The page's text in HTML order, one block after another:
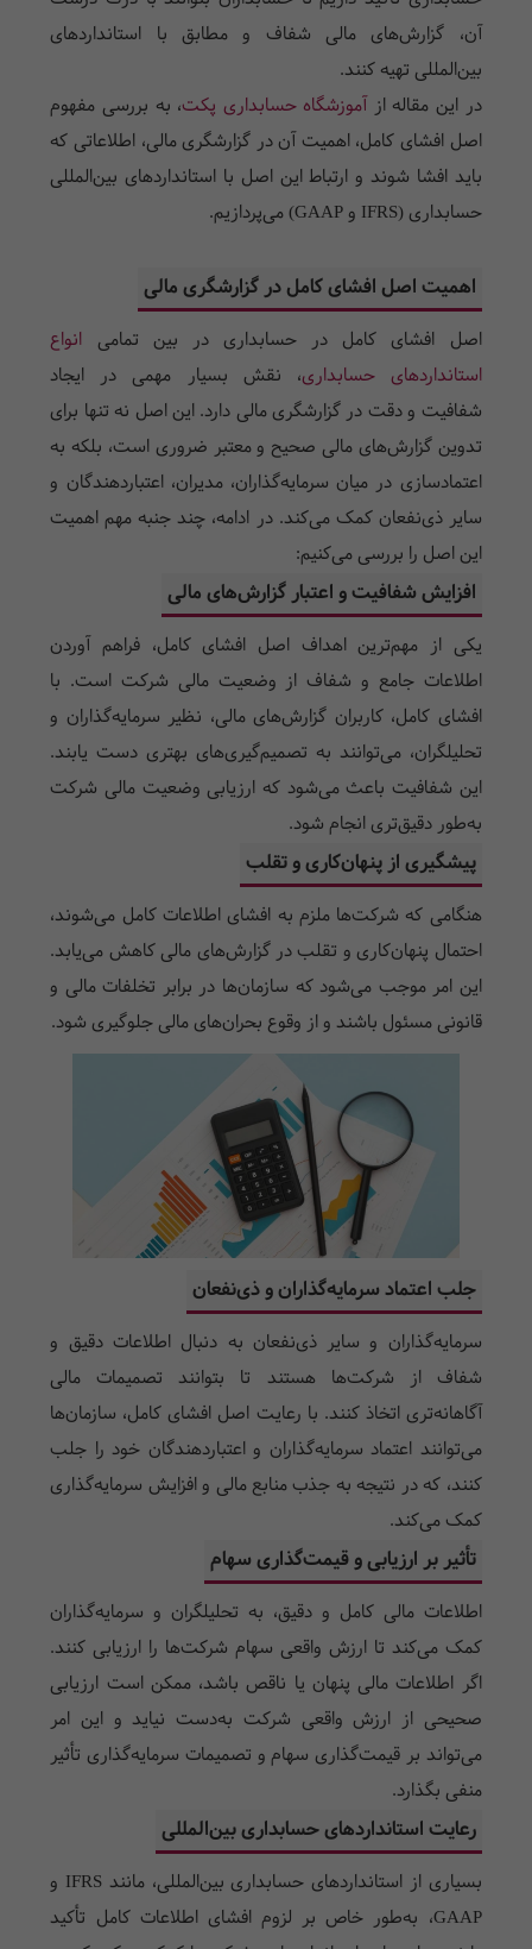
آن، گزارش‌های مالی شفاف و مطابق با استانداردهای
بین‌المللی تهیه کنند.
در این مقاله ازآموزشگاه حسابداری پکت، به بررسی مفهوم
اصل افشای کامل، اهمیت آن در گزارشگری مالی، اطلاعاتی که
باید افشا شوند و ارتباط این اصل با استانداردهای بین‌المللی
حسابداری (IFRS وGAAP) می‌پردازیم.
اهمیت اصل افشای کامل در گزارشگری مالی
اصل افشای کامل در حسابداری در بین تمامی انواع
استانداردهای حسابداری، نقش بسیار مهمی در ایجاد
شفافیت و دقت در گزارشگری مالی دارد. این اصل نه تنها برای
تدوین گزارش‌های مالی صحیح و معتبر ضروری است، بلکه به
اعتمادسازی در میان سرمایه‌گذاران، مدیران، اعتباردهندگان و
سایر ذی‌نفعان کمک می‌کند. در ادامه، چند جنبه مهم اهمیت
این اصل را بررسی می‌کنیم:
افزایش شفافیت و اعتبار گزارش‌های مالی
یکی از مهم‌ترین اهداف اصل افشای کامل، فراهم آوردن
اطلاعات جامع و شفاف از وضعیت مالی شرکت است. با
افشای کامل، کاربران گزارش‌های مالی، نظیر سرمایه‌گذاران و
تحلیلگران، می‌توانند به تصمیم‌گیری‌های بهتری دست یابند.
این شفافیت باعث می‌شود که ارزیابی وضعیت مالی شرکت
به‌طور دقیق‌تری انجام شود.
پیشگیری از پنهان‌کاری و تقلب
هنگامی که شرکت‌ها ملزم به افشای اطلاعات کامل می‌شوند،
احتمال پنهان‌کاری و تقلب در گزارش‌های مالی کاهش می‌یابد.
این امر موجب می‌شود که سازمان‌ها در برابر تخلفات مالی و
قانونی مسئول باشند و از وقوع بحران‌های مالی جلوگیری شود.
جلب اعتماد سرمایه‌گذاران و ذی‌نفعان
سرمایه‌گذاران و سایر ذی‌نفعان به دنبال اطلاعات دقیق و
شفاف از شرکت‌ها هستند تا بتوانند تصمیمات مالی
آگاهانه‌تری اتخاذ کنند. با رعایت اصل افشای کامل، سازمان‌ها
می‌توانند اعتماد سرمایه‌گذاران و اعتباردهندگان خود را جلب
کنند، که در نتیجه به جذب منابع مالی و افزایش سرمایه‌گذاری
کمک می‌کند.
تأثیر بر ارزیابی و قیمت‌گذاری سهام
اطلاعات مالی کامل و دقیق، به تحلیلگران و سرمایه‌گذاران
کمک می‌کند تا ارزش واقعی سهام شرکت‌ها را ارزیابی کنند.
اگر اطلاعات مالی پنهان یا ناقص باشد، ممکن است ارزیابی
صحیحی از ارزش واقعی شرکت به‌دست نیاید و این امر
می‌تواند بر قیمت‌گذاری سهام و تصمیمات سرمایه‌گذاری تأثیر
منفی بگذارد.
رعایت استانداردهای حسابداری بین‌المللی
بسیاری از استانداردهای حسابداری بین‌المللی، مانند IFRS و
GAAP، به‌طور خاص بر لزوم افشای اطلاعات کامل تأکید